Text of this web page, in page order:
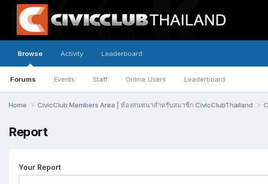
Browse
Forums Events Staff Online Users Leaderboard
Activity Leaderboard
Home CivicClub Members Area | ห้องสนทนาสำหรับสมาชิก CivicClubThailand
Report
Your Report